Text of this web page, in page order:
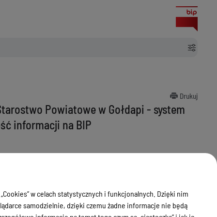
i adekwatność informacji na BIP
Drukuj
Powiatowe w Gołdapi - system
informacji na BIP
w celach statystycznych i funkcjonalnych. Dzięki nim
samodzielnie, dzięki czemu żadne informacje nie będą